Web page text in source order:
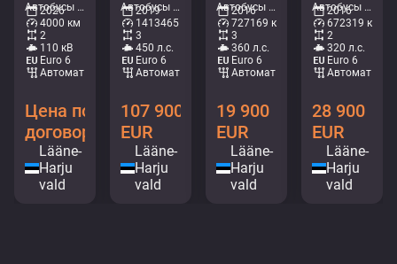
Автобусы - Туристический автобус • M407-4724
2026
4000 км
2
110 кВ
Euro 6
Aвтомат
Цена по
договоренности
Lääne-
Harju
vald
Автобусы - Туристический автобус • M773-3076
2019
1413465 км
3
450 л.с.
Euro 6
Aвтомат
107 900
EUR
Lääne-
Harju
vald
Автобусы - Междугородний автобус • M745-7129
2016
727169 км
3
360 л.с.
Euro 6
Aвтомат
19 900
EUR
Lääne-
Harju
vald
Автобусы - Городские автобус • M324-1065
2016
672319 км
2
320 л.с.
Euro 6
Aвтомат
28 900
EUR
Lääne-
Harju
vald